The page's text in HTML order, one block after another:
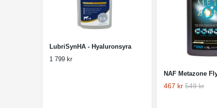
LubriSynHA - Hyaluronsyra
1 799 kr
NAF Metazone
467 kr 549 kr